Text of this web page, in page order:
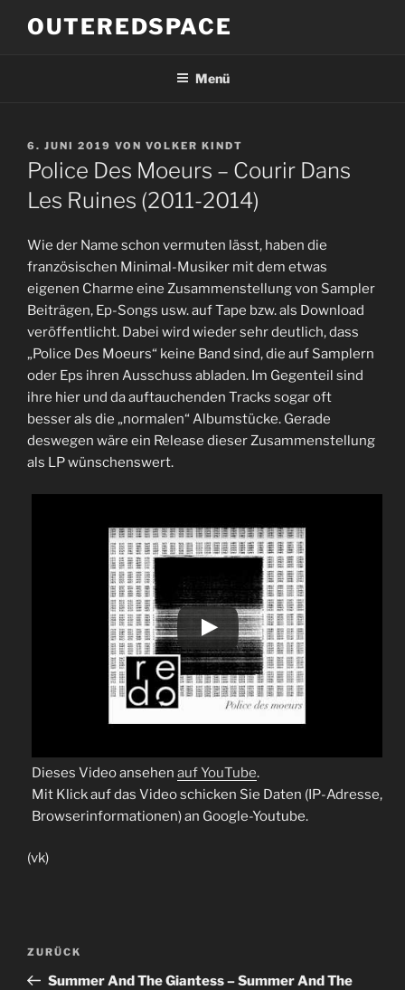
InhaltOUTEREDSPACE
Menü
VERÖFFENTLICHT
AM
6. JUNI 2019 VON VOLKER KINDT
Police Des Moeurs – Courir Dans
Les Ruines (2011-2014)
Wie der Name schon vermuten lässt, haben die
französischen Minimal-Musiker mit dem etwas
eigenen Charme eine Zusammenstellung von Sampler
Beiträgen, Ep-Songs usw. auf Tape bzw. als Download
veröffentlicht. Dabei wird wieder sehr deutlich, dass
„Police Des Moeurs“ keine Band sind, die auf Samplern
oder Eps ihren Ausschuss abladen. Im Gegenteil sind
ihre hier und da auftauchenden Tracks sogar oft
besser als die „normalen“ Albumstücke. Gerade
deswegen wäre ein Release dieser Zusammenstellung
als LP wünschenswert.
Dieses Video ansehen auf YouTube.
Mit Klick auf das Video schicken Sie Daten (IP-Adresse,
Browserinformationen) an Google-Youtube.
(vk)
Beitragsnavigation
Vorheriger
Beitrag
ZURÜCK
Summer And The Giantess – Summer And The